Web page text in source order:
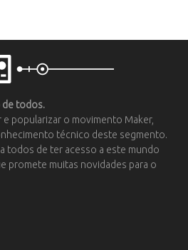
de todos.
popularizar o movimento Maker,
técnico deste segmento.
todos de ter acesso a este mundo
promete muitas novidades para o